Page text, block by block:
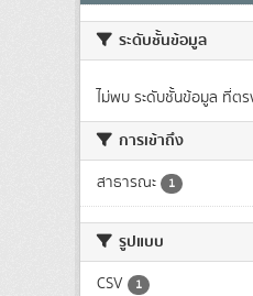
ระดับชั้นข้อมูล
ไม่พบ ระดับชั้นข้อมูล ที่ต
การเข้าถึง
สาธารณะ 1
รูปแบบ
CSV 1